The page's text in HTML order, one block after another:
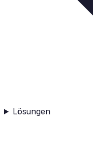
Lösungen